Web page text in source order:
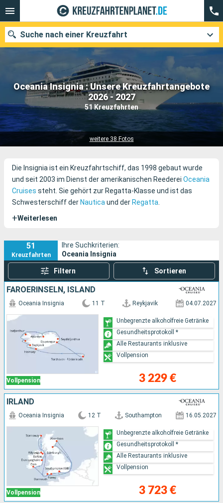
Oceania Insignia : Unsere Kreuzfahrtangebote
2026 - 2027
51 Kreuzfahrten
weitere 38 Fotos
Suche nach einer Kreuzfahrt
Unsere Ziele
Abfahrtsmonat
Die Insignia ist ein Kreuzfahrtschiff, das 1998 gebaut wurde
und seit 2003 im Dienst der amerikanischen Reederei Oceania
Cruises steht. Sie gehört zur Regatta-Klasse und ist das
Schwesterschiff der Nauticaund der Regatta.
+Weiterlesen
51
Kreuzfahrten
Ihre Suchkriterien:
Oceania Insignia
Filtern Sortieren
FÄRÖERINSELN, ISLAND
Vollpension
Oceania Insignia 11 T Reykjavik 04.07.2027
3 229 €
Unbegrenzte alkoholfreie Getränke
Gesundheitsprotokoll *
Alle Restaurants inklusive
Vollpension
IRLAND
Vollpension
Oceania Insignia 12 T Southampton 16.05.2027
3 723 €
Unbegrenzte alkoholfreie Getränke
Gesundheitsprotokoll *
Alle Restaurants inklusive
Vollpension